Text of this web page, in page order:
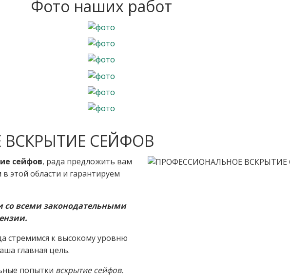
Фото наших работ
СЕЙФОВ
сейфов, рада предложить вам
этой области и гарантируем
со всеми законодательными
стремимся к высокому уровню
главная цель.
попытки вскрытие сейфов.